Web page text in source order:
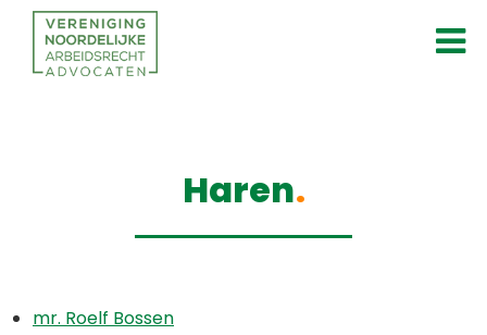
Haren
mr. Roelf Bossen